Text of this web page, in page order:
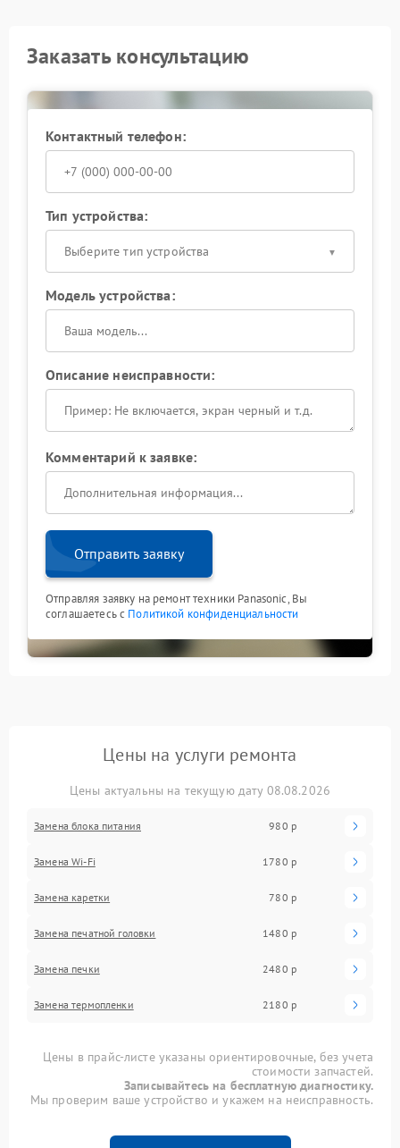
Заказать консультацию
Контактный телефон:
Тип устройства:
Выберите тип устройства
Модель устройства:
Описание неисправности:
Комментарий к заявке:
Отправить заявку
Отправляя заявку на ремонт техники Panasonic, Вы
соглашаетесь с Политикой конфиденциальности
Цены на услуги ремонта
Цены актуальны на текущую дату 08.08.2026
Замена блока питания 980 р
Замена Wi-Fi 1780 р
Замена каретки 780 р
Замена печатной головки 1480 р
Замена печки 2480 р
Замена термопленки 2180 р
Цены в прайс-листе указаны ориентировочные, без учета
стоимости запчастей.
Записывайтесь на бесплатную диагностику.
Мы проверим ваше устройство и укажем на неисправность.